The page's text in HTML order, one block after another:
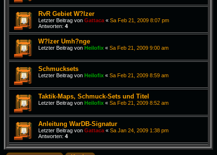
RvR Gebiet W?lzer
Letzter Beitrag von Gattaca « Sa Feb 21, 2009 8:07 pm
Antworten: 4
W?lzer Umh?nge
Letzter Beitrag von Heilofix « Sa Feb 21, 2009 9:00 am
Schmucksets
Letzter Beitrag von Heilofix « Sa Feb 21, 2009 8:59 am
Taktik-Maps, Schmuck-Sets und Titel
Letzter Beitrag von Heilofix « Sa Feb 21, 2009 8:52 am
Anleitung WarDB-Signatur
Letzter Beitrag von Gattaca « Sa Jan 24, 2009 1:38 pm
Antworten: 4